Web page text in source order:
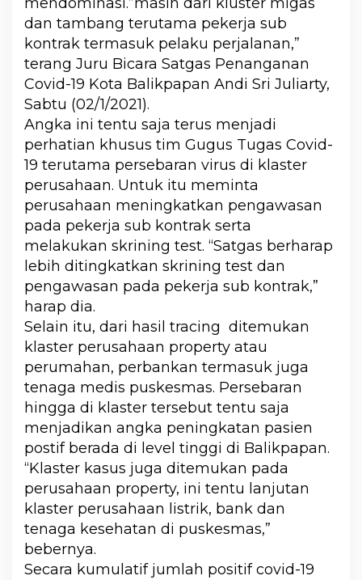
dan tambang terutama pekerja sub
kontrak termasuk pelaku perjalanan,”
terang Juru Bicara Satgas Penanganan
Covid-19 Kota Balikpapan Andi Sri Juliarty,
Sabtu (02/1/2021).
Angka ini tentu saja terus menjadi
perhatian khusus tim Gugus Tugas Covid-
19 terutama persebaran virus di klaster
perusahaan. Untuk itu meminta
perusahaan meningkatkan pengawasan
pada pekerja sub kontrak serta
melakukan skrining test. “Satgas berharap
lebih ditingkatkan skrining test dan
pengawasan pada pekerja sub kontrak,”
harap dia.
Selain itu, dari hasil tracing ditemukan
klaster perusahaan property atau
perumahan, perbankan termasuk juga
tenaga medis puskesmas. Persebaran
hingga di klaster tersebut tentu saja
menjadikan angka peningkatan pasien
postif berada di level tinggi di Balikpapan.
“Klaster kasus juga ditemukan pada
perusahaan property, ini tentu lanjutan
klaster perusahaan listrik, bank dan
tenaga kesehatan di puskesmas,”
bebernya.
Secara kumulatif jumlah positif covid-19